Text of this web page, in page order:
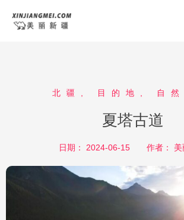
北疆 目的地 自
夏塔古道
日期： 2024-06-15 作者：